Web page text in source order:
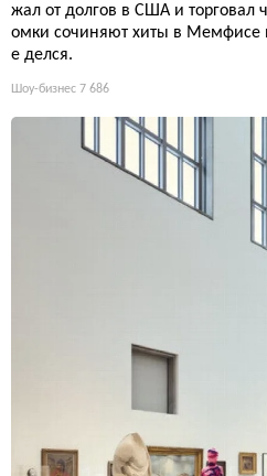
жал от долгов в США и торговал
омки сочиняют хиты в Мемфисе
е делся.
Шоу-бизнес 7 686